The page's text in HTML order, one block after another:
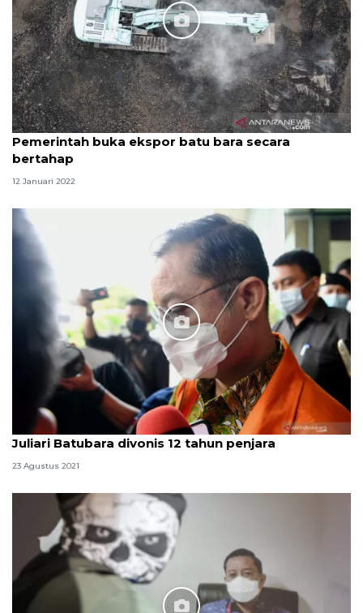
Pemerintah buka ekspor batu bara secara
bertahap
12 Januari 2022
Juliari Batubara divonis 12 tahun penjara
23 Agustus 2021